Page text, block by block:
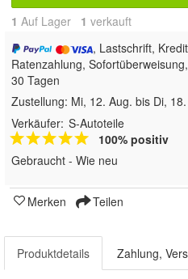
1 Auf Lager 1 verkauft
, Lastschrift,
Ratenzahlung,
30 Tagen
Zustellung: Mi, 12. Aug. bis Di,
Verkäufer: S-Autoteile
100% positiv
Gebraucht - Wie neu
Merken Teilen
Produktdetails Zahlung,